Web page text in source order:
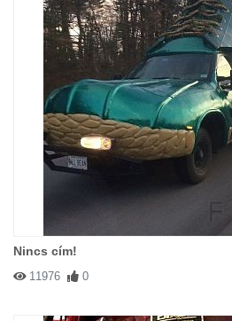
Nincs cím!
11976 0